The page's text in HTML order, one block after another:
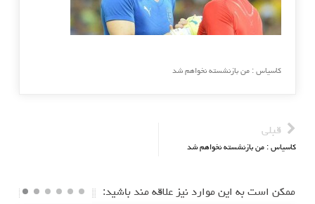
کاسیاس : من بازنشسته نخواهم شد
قبلی
کاسیاس : من بازنشسته نخواهم شد
ممکن است به این موارد نیز علاقه مند باشید: